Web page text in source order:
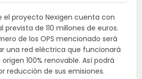
el proyecto Nexigen cuenta con
prevista de 110 millones de euros.
de los OPS mencionado será
una red eléctrica que funcionará
100% renovable. Así podrá
reducción de sus emisiones.